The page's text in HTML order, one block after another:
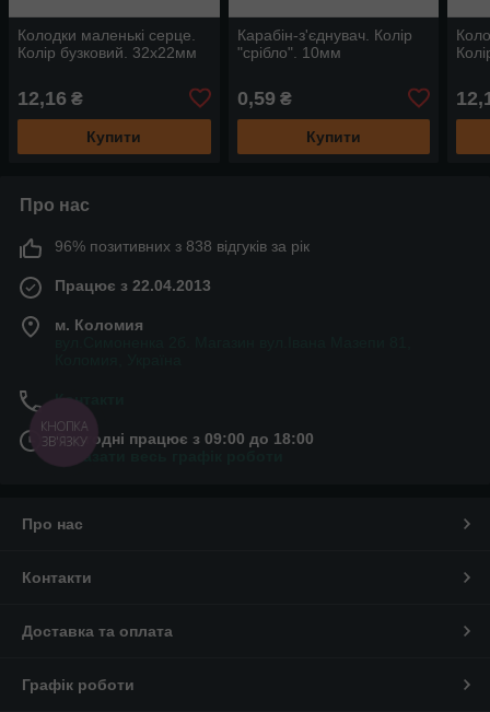
Колодки маленькі серце.
Колір бузковий. 32х22мм
12,16 ₴
Купити
Карабін-з'єднувач. Колір
"срібло". 10мм
0,59 ₴
Купити
Про нас
96% позитивних з 838 відгуків за рік
Працює з 22.04.2013
м. Коломия
Контакти
Сьогодні працює з 09:00 до 18:00
Показати весь графік роботи
Про нас
Контакти
Доставка та оплата
Графік роботи
КНОПКА
ЗВ'ЯЗКУ